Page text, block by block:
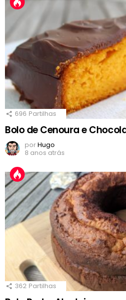
696 Partilhas
Bolo de Cenoura e
porHugo
8 anos atrás
362 Partilhas